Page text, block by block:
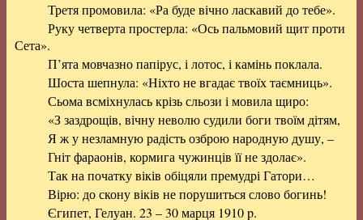
Третя промовила: «Ра буде вічно ласкавий до тебе».
Руку четверта простерла: «Ось пальмовий щит проти
Сета».
П’ята мовчазно папірус, і лотос, і камінь поклала.
Шоста шепнула: «Ніхто не вгадає твоїх таємниць».
Сьома всміхнулась крізь сльози і мовила щиро:
«З заздрощів, вічну неволю судили боги твоїм дітям,
Я ж у незламную радість озброю народную душу, –
Гніт фараонів, кормига чужинців її не здолає».
Так на початку віків обіцяли премудрі Гатори…
Вірю: до скону віків не порушиться слово богинь!
Єгипет, Гелуан. 23 – 30 марця 1910 p.